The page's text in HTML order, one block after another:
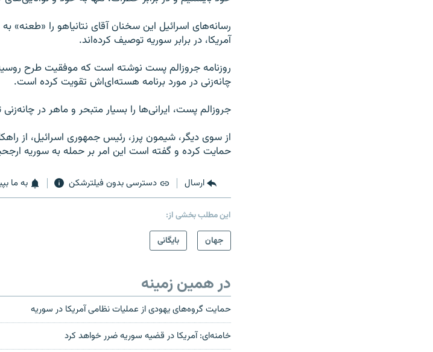
رسانه‌های اسرائیل این سخنان آقای نتانیاهو را «طعنه»
آمریکا، در برابر سوریه توصیف کرده‌اند.
روزنامه جروزالم پست نوشته است که موفقیت طرح روسیه
چانه‌زنی در مورد برنامه هسته‌ای‌اش تقویت کرده است.
جروزالم پست، ایرانی‌ها را بسیار متبحر و ماهر در
از سوی دیگر، شیمون پرز، رئیس جمهوری اسرائیل، از
حمایت کرده و گفته است این امر بر حمله به سوریه
ارسال دسترسی بدون فیلترشکن به ما
این مطلب بخشی از:
جهان
بایگانی
در همین زمینه
حمایت گروه‌های یهودی از عملیات نظامی آمریکا در سوریه
خامنه‌ای: آمریکا در قضیه سوریه ضرر خواهد کرد